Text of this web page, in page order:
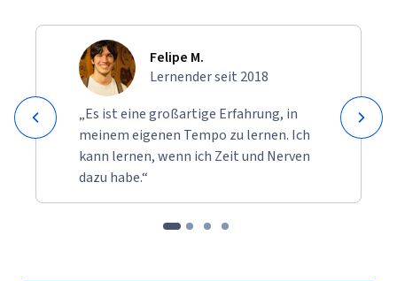
Felipe M.
Lernender seit 2018
„Es ist eine großartige Erfahrung, in
meinem eigenen Tempo zu lernen. Ich
kann lernen, wenn ich Zeit und Nerven
dazu habe.“